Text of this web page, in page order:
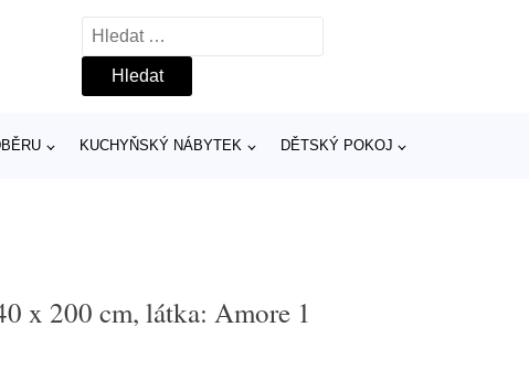
Vyhledávání
KUCHYŇSKÝ NÁBYTEK DĚTSKÝ POKOJ
x 200 cm, látka: Amore 1